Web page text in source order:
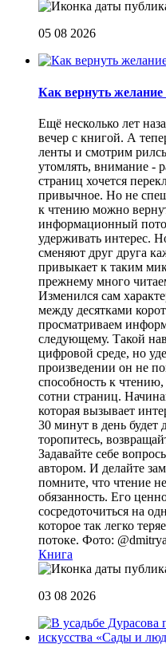
05 08 2026
Как вернуть желание
Eщё несколько лет
вечер с книгой. А
ленты и смотрим
утомлять, внимание -
страниц хочется
привычное. Но не
к чтению можно
информационный
удерживать интерес.
сменяют друг друга
привыкает к таким
прежнему много
Изменился сам
между десятками
просматриваем
следующему. Такой
цифровой среде, но
произведении он не
способность к чтению,
сотни страниц.
которая вызывает
30 минут в день будет
торопитесь,
Задавайте себе
автором. И делайте
помните, что чтение
обязанность. Его
сосредоточиться на
которое так легко
потоке. Фото:
Книга
03 08 2026